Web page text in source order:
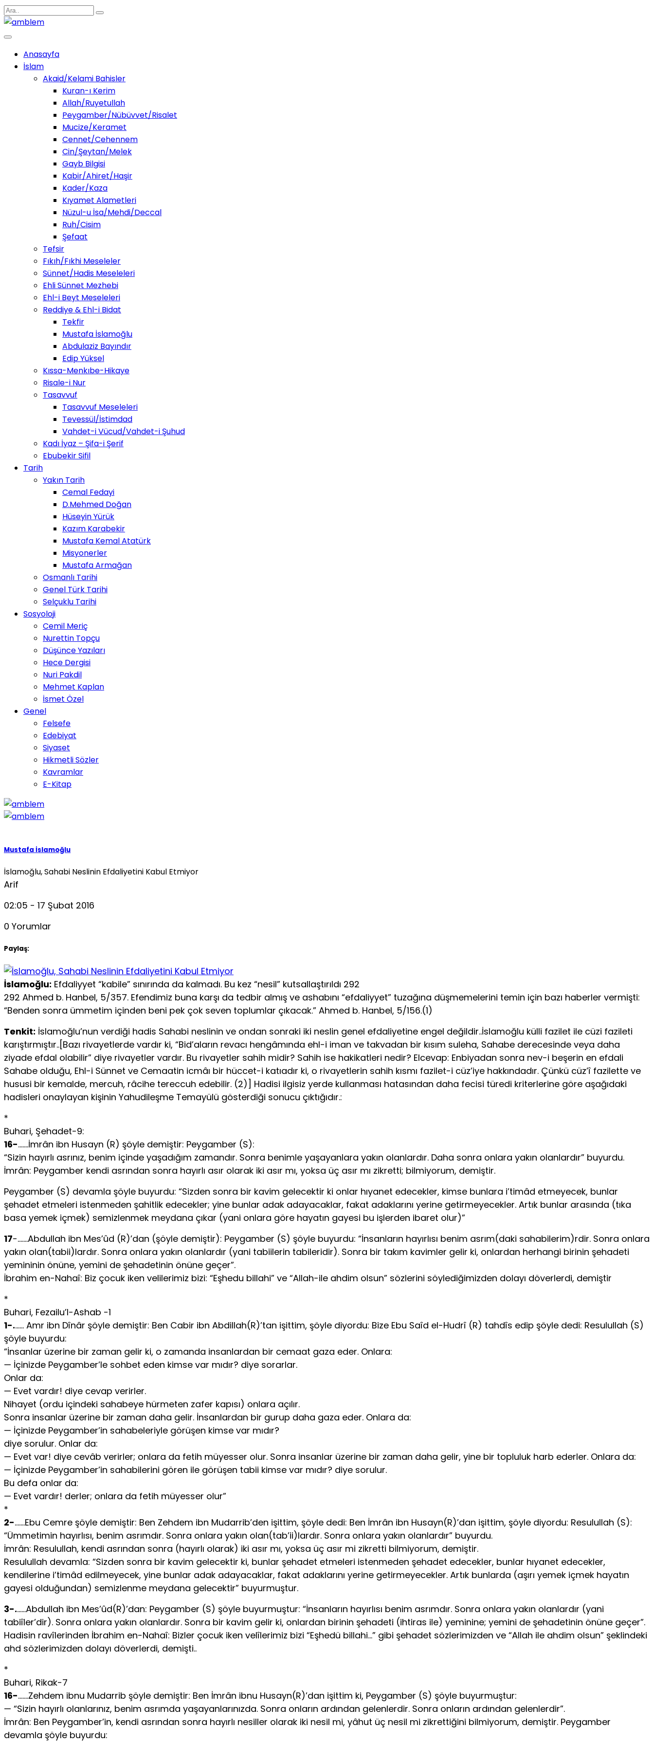
Anasayfa
İslam
Akaid/Kelami Bahisler
Kuran-ı Kerim
Allah/Ruyetullah
Peygamber/Nübüvvet/Risalet
Mucize/Keramet
Cennet/Cehennem
Cin/Şeytan/Melek
Gayb Bilgisi
Kabir/Ahiret/Haşir
Kader/Kaza
Kıyamet Alametleri
Nüzul-u İsa/Mehdi/Deccal
Ruh/Cisim
Şefaat
Tefsir
Fıkıh/Fıkhi Meseleler
Sünnet/Hadis Meseleleri
Ehli Sünnet Mezhebi
Ehl-i Beyt Meseleleri
Reddiye & Ehl-i Bidat
Tekfir
Mustafa İslamoğlu
Abdulaziz Bayındır
Edip Yüksel
Kıssa-Menkıbe-Hikaye
Risale-i Nur
Tasavvuf
Tasavvuf Meseleleri
Tevessül/İstimdad
Vahdet-i Vücud/Vahdet-i Şuhud
Kadı İyaz – Şifa-i Şerif
Ebubekir Sifil
Tarih
Yakın Tarih
Cemal Fedayi
D.Mehmed Doğan
Hüseyin Yürük
Kazım Karabekir
Mustafa Kemal Atatürk
Misyonerler
Mustafa Armağan
Osmanlı Tarihi
Genel Türk Tarihi
Selçuklu Tarihi
Sosyoloji
Cemil Meriç
Nurettin Topçu
Düşünce Yazıları
Hece Dergisi
Nuri Pakdil
Mehmet Kaplan
İsmet Özel
Genel
Felsefe
Edebiyat
Siyaset
Hikmetli Sözler
Kavramlar
E-Kitap
Mustafa İslamoğlu
İslamoğlu, Sahabi Neslinin Efdaliyetini Kabul Etmiyor
Arif
02:05 - 17 Şubat 2016
0 Yorumlar
Paylaş:
İslamoğlu: Efdaliyyet “kabile” sınırında da kalmadı. Bu kez “nesil” kutsallaştırıldı 292
292 Ahmed b. Hanbel, 5/357. Efendimiz buna karşı da tedbir almış ve ashabını “efdaliyyet” tuzağına düşmemelerini temin için bazı haberler vermişti:
“Benden sonra ümmetim içinden beni pek çok seven toplumlar çıkacak.” Ahmed b. Hanbel, 5/156.(1)
Tenkit: İslamoğlu’nun verdiği hadis Sahabi neslinin ve ondan sonraki iki neslin genel efdaliyetine engel değildir..İslamoğlu külli fazilet ile cüzi fazileti
karıştırmıştır..[Bazı rivayetlerde vardır ki, “Bid’aların revacı hengâmında ehl-i iman ve takvadan bir kısım suleha, Sahabe derecesinde veya daha
ziyade efdal olabilir” diye rivayetler vardır. Bu rivayetler sahih midir? Sahih ise hakikatleri nedir? Elcevap: Enbiyadan sonra nev-i beşerin en efdali
Sahabe olduğu, Ehl-i Sünnet ve Cemaatin icmâı bir hüccet-i katıadır ki, o rivayetlerin sahih kısmı fazilet-i cüz’iye hakkındadır. Çünkü cüz’î fazilette ve
hususi bir kemalde, mercuh, râcihe tereccuh edebilir. (2)] Hadisi ilgisiz yerde kullanması hatasından daha fecisi türedi kriterlerine göre aşağıdaki
hadisleri onaylayan kişinin Yahudileşme Temayülü gösterdiği sonucu çıktığıdır.:
*
Buhari, Şehadet-9:
16-…….İmrân ibn Husayn (R) şöyle demiştir: Peygamber (S):
“Sizin hayırlı asrınız, benim içinde yaşadığım zamandır. Sonra be­nimle yaşayanlara yakın olanlardır. Daha sonra onlara yakın olanlardır” buyurdu.
İmrân: Peygamber kendi asrından sonra ha­yırlı asır olarak iki asır mı, yoksa üç asır mı zikretti; bilmiyorum, de­miştir.
Peygamber (S) devamla şöyle buyurdu: “Sizden sonra bir ka­vim gelecektir ki onlar hıyanet edecekler, kimse bunlara i’timâd et­meyecek, bunlar
şehadet etmeleri istenmeden şahitlik edecekler; yine bunlar adak adayacaklar, fakat adaklarını yerine getirmeyecekler. Ar­tık bunlar arasında (tıka
basa yemek içmek) semizlenmek meydana çıkar (yani onlara göre hayatın gayesi bu işlerden ibaret olur)”
17-…….Abdullah ibn Mes’ûd (R)’dan (şöyle demiştir): Peygam­ber (S) şöyle buyurdu: “İnsanların hayırlısı benim asrım(daki sahabilerim)rdir. Sonra onlara
yakın olan(tabii)lardır. Sonra onlara yakın olanlardır (yani tabiilerin tabileridir). Sonra bir takım kavimler ge­lir ki, onlardan herhangi birinin şehadeti
yemininin önüne, yemini de şehadetinin önüne geçer”.
İbrahim en-Nahaî: Biz çocuk iken velilerimiz bizi: “Eşhedu billahi” ve “Allah-ile ahdim olsun” sözlerini söylediğimizden dolayı döverlerdi, demiştir
*
Buhari, Fezailu’l-Ashab -1
1-.…… Amr ibn Dînâr şöyle demiştir: Ben Cabir ibn Abdillah(R)’tan işittim, şöyle diyordu: Bize Ebu Saîd el-Hudrî (R) tahdîs edip şöyle dedi: Resulullah (S)
şöyle buyurdu:
“İnsanlar üzerine bir zaman gelir ki, o zamanda insanlardan bir cemaat gaza eder. Onlara:
— İçinizde Peygamber’le sohbet eden kimse var mıdır? diye sorarlar.
Onlar da:
— Evet vardır! diye cevap verirler.
Nihayet (ordu içindeki sahabeye hürmeten zafer kapısı) onlara açılır.
Sonra insanlar üzerine bir zaman daha gelir. İnsanlardan bir gu­rup daha gaza eder. Onlara da:
— İçinizde Peygamber’in sahabeleriyle görüşen kimse var mıdır?
diye sorulur. Onlar da:
— Evet var! diye cevâb verirler; onlara da fetih müyesser olur. Sonra insanlar üzerine bir zaman daha gelir, yine bir topluluk harb ederler. Onlara da:
— İçinizde Peygamber’in sahabilerini gören ile görüşen tabii kim­se var mıdır? diye sorulur.
Bu defa onlar da:
— Evet vardır! derler; onlara da fetih müyesser olur”
*
2-…….Ebu Cemre şöyle demiştir: Ben Zehdem ibn Mudarrib’den işittim, şöyle dedi: Ben İmrân ibn Husayn(R)’dan işittim, şöyle diyordu: Resulullah (S):
“Ümmetimin hayırlısı, benim asrımdır. Sonra onlara yakın olan(tab’ii)lardır. Sonra onlara yakın olanlardır” bu­yurdu.
İmrân: Resulullah, kendi asrından sonra (hayırlı olarak) iki asır mı, yoksa üç asır mi zikretti bilmiyorum, demiştir.
Resulullah devamla: “Sizden sonra bir kavim gelecektir ki, bunlar şehadet etmeleri istenmeden şehadet edecekler, bunlar hıyanet ede­cekler,
kendilerine i’timâd edilmeyecek, yine bunlar adak adayacak­lar, fakat adaklarını yerine getirmeyecekler. Artık bunlarda (aşırı yemek içmek hayatın
gayesi olduğundan) semizlenme meydana gelecektir” buyurmuştur.
3-.……Abdullah ibn Mes’ûd(R)’dan: Peygamber (S) şöyle bu­yurmuştur: “İnsanların hayırlısı benim asrımdır. Sonra onlara ya­kın olanlardır (yani
tabiîler’dir). Sonra onlara yakın olanlardır. Sonra bir kavim gelir ki, onlardan birinin şehadeti (ihtiras ile) yeminine; yemini de şehadetinin önüne geçer”.
Hadisin ravîlerinden İbrahim en-Nahaî: Bizler çocuk iken velî­lerimiz bizi “Eşhedü billahi…” gibi şehadet sözlerimizden ve “Al­lah ile ahdim olsun” şeklindeki
ahd sözlerimizden dolayı döverlerdi, demişti..
*
Buhari, Rikak-7
16-…….Zehdem ibnu Mudarrib şöyle demiştir: Ben İmrân ibnu Husayn(R)’dan işittim ki, Peygamber (S) şöyle buyurmuştur:
— “Sizin hayırlı olanlarınız, benim asrımda yaşayanlarınızda. Sonra onların ardından gelenlerdir. Sonra onların ardından gelenler­dir”.
İmrân: Ben Peygamber’in, kendi asrından sonra hayırlı nesiller olarak iki nesil mi, yâhut üç nesil mi zikrettiğini bilmiyorum, demiş­tir. Peygamber
devamla şöyle buyurdu: